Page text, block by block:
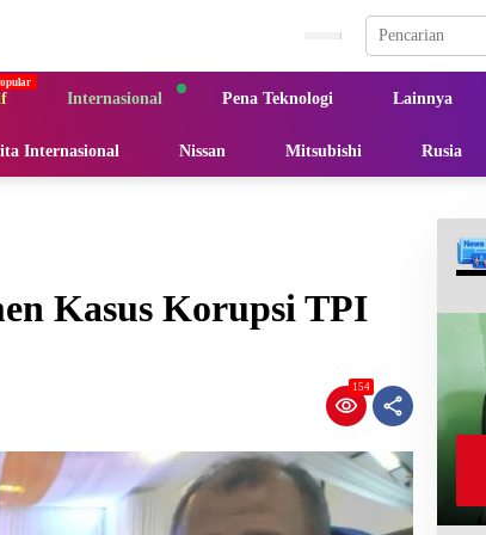
Internasional Pena Teknologi Lainnya
Internasional Nissan Mitsubishi Rusia
Kasus Korupsi TPI
154